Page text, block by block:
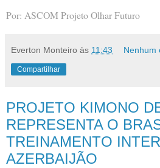
Por: ASCOM Projeto Olhar Futuro
Everton Monteiro às 11:43 Nenhum
Compartilhar
PROJETO KIMONO
REPRESENTA O
TREINAMENTO
AZERBAIJÃO